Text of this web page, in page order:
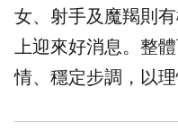
女、射手及魔羯則
上迎來好消息。整
情、穩定步調，以理